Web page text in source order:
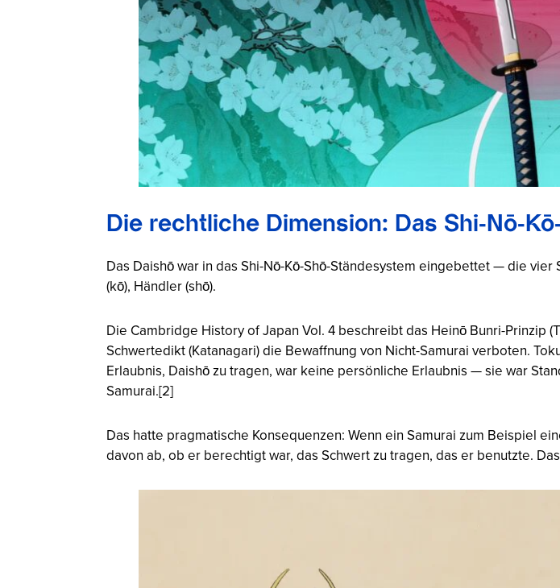
Die rechtliche Dimension: Das Shi-Nō-
Das Daishō war in das Shi-Nō-Kō-Shō-Ständesystem eingebettet — die
(kō), Händler (shō).
Die Cambridge History of Japan Vol. 4 beschreibt das Heinō Bunri-Prinzip
Schwertedikt (Katanagari) die Bewaffnung von Nicht-Samurai verboten.
Erlaubnis, Daishō zu tragen, war keine persönliche Erlaubnis — sie war
Samurai.[2]
Das hatte pragmatische Konsequenzen: Wenn ein Samurai zum Beispiel
davon ab, ob er berechtigt war, das Schwert zu tragen, das er benutzte.